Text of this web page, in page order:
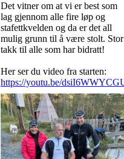
Det vitner om at vi er best som
lag gjennom alle fire løp og
stafettkvelden og da er det all
mulig grunn til å være stolt. Stor
takk til alle som har bidratt!
Her ser du video fra starten:
https://youtu.be/